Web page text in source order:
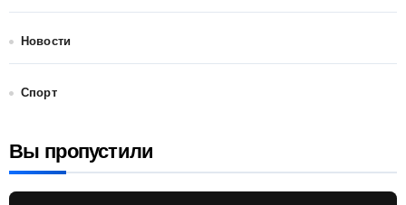
Новости
Спорт
Вы пропустили